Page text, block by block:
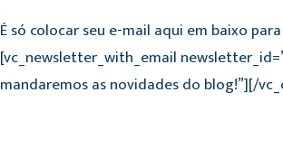
É só colocar seu e-mail aqui em baixo
[vc_newsletter_with_email
mandaremos as novidades do blog!”][/